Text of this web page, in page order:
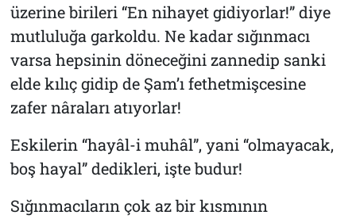
üzerine birileri “En nihayet gidiyorlar!” diye
mutluluğa garkoldu. Ne kadar sığınmacı
varsa hepsinin döneceğini zannedip sanki
elde kılıç gidip de Şam’ı fethetmişcesine
zafer nâraları atıyorlar!
Eskilerin “hayâl-i muhâl”, yani “olmayacak,
boş hayal” dedikleri, işte budur!
Sığınmacıların çok az bir kısmının